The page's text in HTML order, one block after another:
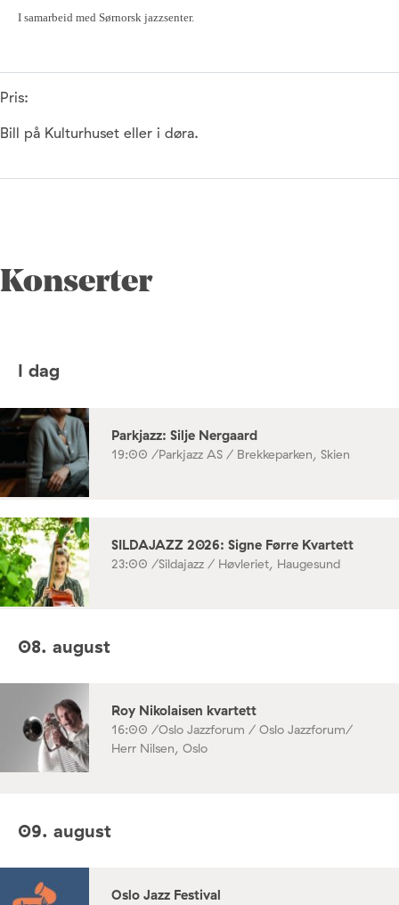
I samarbeid med Sørnorsk jazzsenter.
Pris:
Bill på Kulturhuset eller i døra.
Konserter
I dag
Parkjazz: Silje Nergaard
19:00 /Parkjazz AS / Brekkeparken, Skien
SILDAJAZZ 2026: Signe Førre Kvartett
23:00 /Sildajazz / Høvleriet, Haugesund
08. august
Roy Nikolaisen kvartett
16:00 /Oslo Jazzforum / Oslo Jazzforum/
Herr Nilsen, Oslo
09. august
Oslo Jazz Festival